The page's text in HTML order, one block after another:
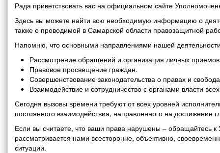
Рада приветствовать вас на официальном сайте
Здесь вы можете найти всю необходимую информацию о
также о проводимой в Самарской области правозащитной
Напомню, что основными направлениями нашей
Рассмотрение обращений и организация личных
Правовое просвещение граждан.
Совершенствование законодательства о правах и
Взаимодействие и сотрудничество с органами власти
Сегодня вызовы времени требуют от всех уровней
постоянного взаимодействия, направленного на
Если вы считаете, что ваши права нарушены – обращайтесь
рассматривается нами всесторонне, объективно,
ситуации.